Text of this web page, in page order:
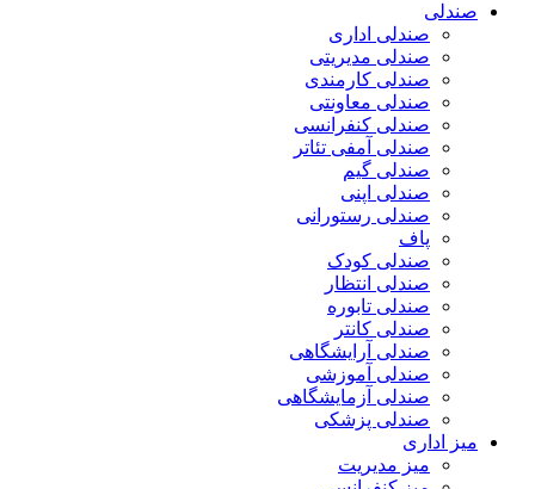
صندلی
صندلی اداری
صندلی مدیریتی
صندلی کارمندی
صندلی معاونتی
صندلی کنفرانسی
صندلی آمفی تئاتر
صندلی گیم
صندلی اپنی
صندلی رستورانی
پاف
صندلی کودک
صندلی انتظار
صندلی تابوره
صندلی کانتر
صندلی آرایشگاهی
صندلی آموزشی
صندلی آزمایشگاهی
صندلی پزشکی
میز اداری
میز مدیریت